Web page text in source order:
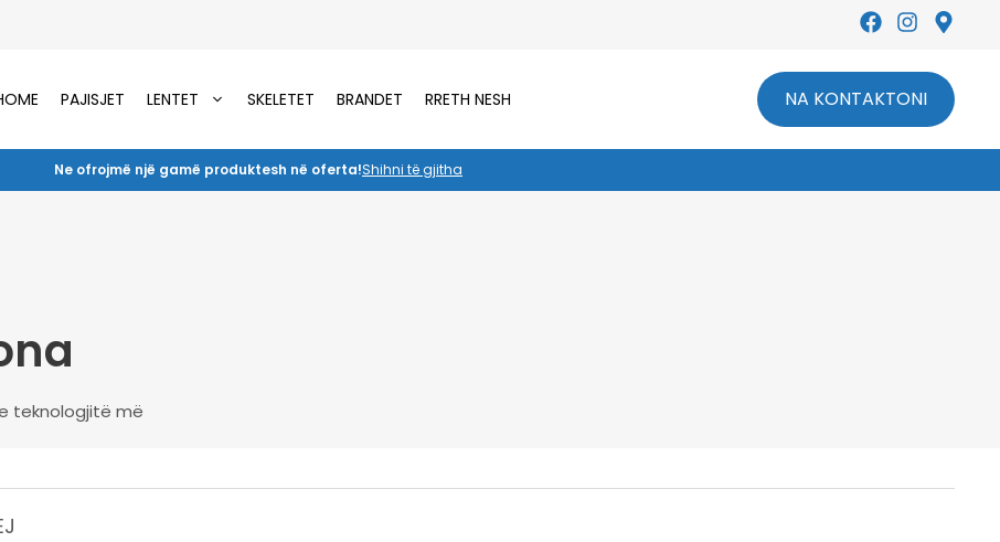
PAJISJET LENTET SKELETET BRANDET RRETH NESH NA KONTAKTONI
Ne ofrojmë një gamë produktesh në oferta!Shihni të gjitha
teknologjitë më